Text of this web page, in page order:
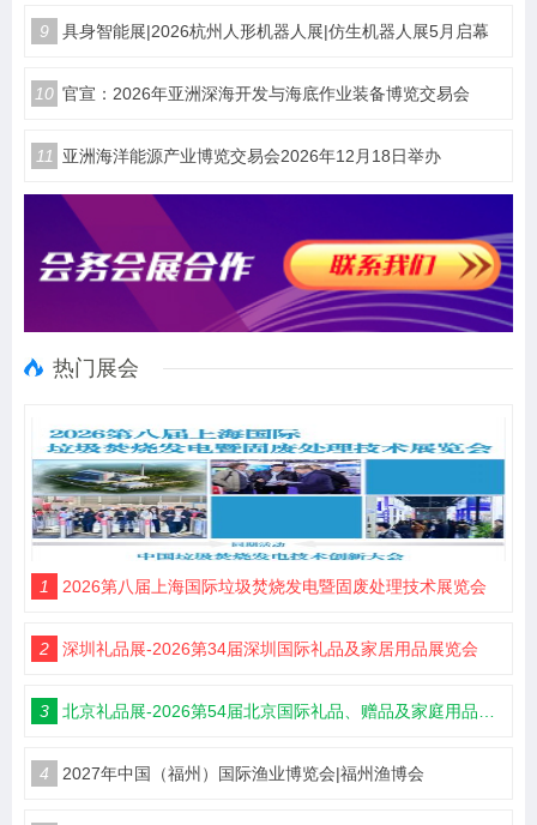
9 具身智能展|2026杭州人形机器人展|仿生机器人展5月启幕
10 官宣：2026年亚洲深海开发与海底作业装备博览交易会
11 亚洲海洋能源产业博览交易会2026年12月18日举办
热门展会
1 2026第八届上海国际垃圾焚烧发电暨固废处理技术展览会
2 深圳礼品展-2026第34届深圳国际礼品及家居用品展览会
3 北京礼品展-2026第54届北京国际礼品、赠品及家庭用品展览会
4 2027年中国（福州）国际渔业博览会|福州渔博会